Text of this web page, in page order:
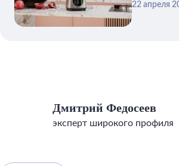
22 апреля
Дмитрий Федосеев
эксперт широкого профиля